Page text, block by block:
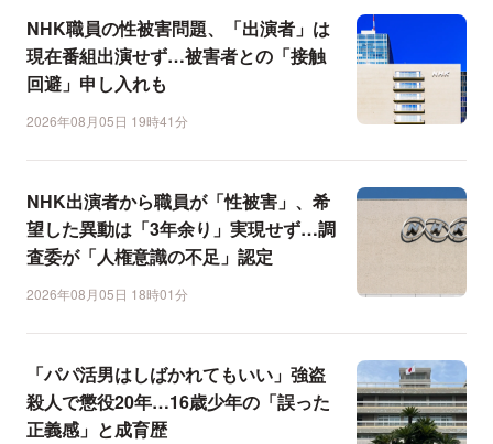
NHK職員の性被害問題、「出演者」は
現在番組出演せず…被害者との「接触
回避」申し入れも
2026年08月05日 19時41分
NHK出演者から職員が「性被害」、希
望した異動は「3年余り」実現せず…調
査委が「人権意識の不足」認定
2026年08月05日 18時01分
「パパ活男はしばかれてもいい」強盗
殺人で懲役20年…16歳少年の「誤った
正義感」と成育歴